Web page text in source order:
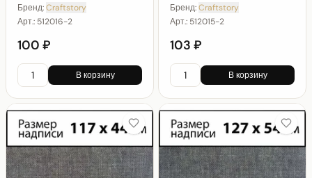
Бренд:Craftstory
Арт.: 512016-2
100 ₽
В корзину
Бренд:Craftstory
Арт.: 512015-2
103 ₽
В корзину